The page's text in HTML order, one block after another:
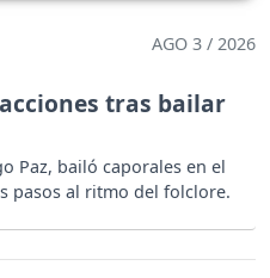
AGO 3 / 2026
tras bailar
Paz, bailó caporales en el
pasos al ritmo del folclore.